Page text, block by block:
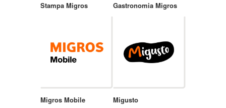
Stampa Migros Gastronomia Migros
Migros Mobile Migusto